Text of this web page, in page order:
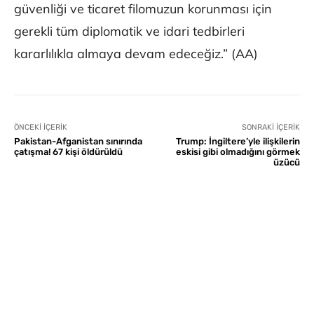
güvenliği ve ticaret filomuzun korunması için
gerekli tüm diplomatik ve idari tedbirleri
kararlılıkla almaya devam edeceğiz.” (AA)
ÖNCEKI İÇERIK
Pakistan-Afganistan sınırında
çatışma! 67 kişi öldürüldü
SONRAKI İÇERIK
Trump: İngiltere’yle ilişkilerin
eskisi gibi olmadığını görmek
üzücü